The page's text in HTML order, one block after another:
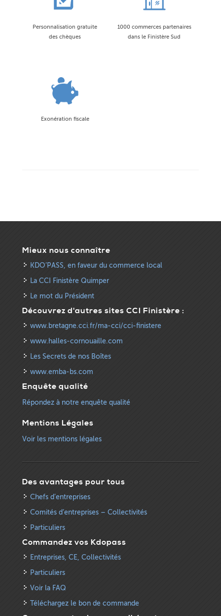
Personnalisation gratuite
des chèques
1000 commerces partenaires
dans le Finistère Sud
Exonération fiscale
Mieux nous connaître
KDO’PASS, en faveur du commerce local
La CCI Finistère Quimper
Le mot du Président
Découvrez d'autres sites CCI Finistère :
www.bretagne.cci.fr/ma-cci/cci-finistere
www.halles-cornouaille.com
Les Secrets de nos Boîtes
www.emba-bs.com
Enquête qualité
Répondez à notre enquête qualité
Mentions Légales
Voir les mentions légales
Des avantages pour tous
Chefs d’entreprises
Comités d’entreprises – Collectivités
Particuliers
Commandez vos Kdopass
Entreprises, CE, Collectivités
Particuliers
Voir la FAQ
Téléchargez le bon de commande